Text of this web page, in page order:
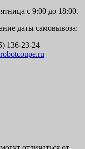
с 9:00 до 18:00.
даты самовывоза:
136-23-24